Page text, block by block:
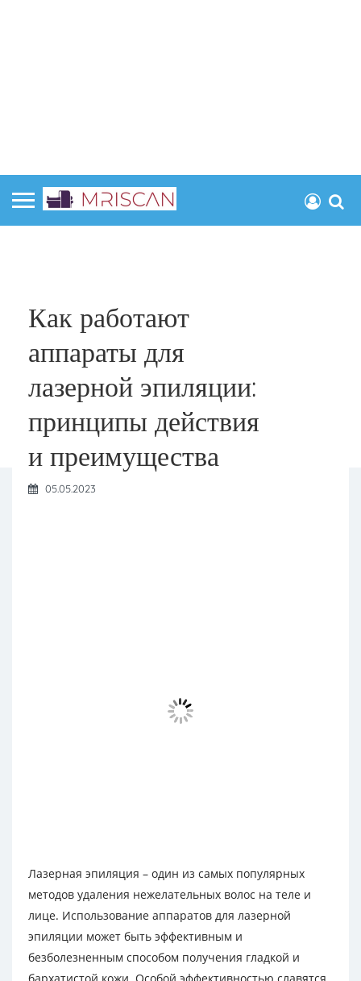
Как работают
аппараты для
лазерной эпиляции:
принципы действия
и преимущества
05.05.2023
Лазерная эпиляция – один из самых популярных
методов удаления нежелательных волос на теле и
лице. Использование аппаратов для лазерной
эпиляции может быть эффективным и
безболезненным способом получения гладкой и